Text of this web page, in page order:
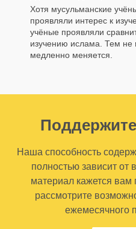
Хотя мусульманские
проявляли интерес к
учёные проявляли
изучению ислама. Тем не
медленно меняется.
Наша способность
полностью зависит
материал кажется
рассмотрите
ежемесячного